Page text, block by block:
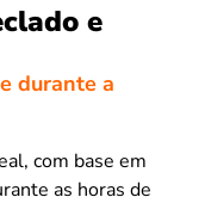
e
durante a
com base em
as horas de